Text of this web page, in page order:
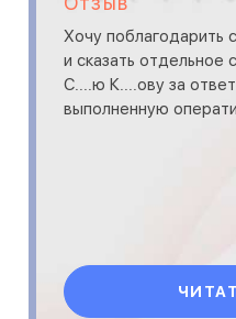
Хочу поблагодарить
и сказать отдельное
С....ю К....ову за
выполненную